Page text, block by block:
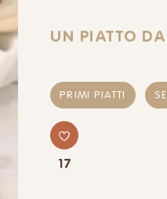
UN PIATTO
PRIMI PIATTI
17